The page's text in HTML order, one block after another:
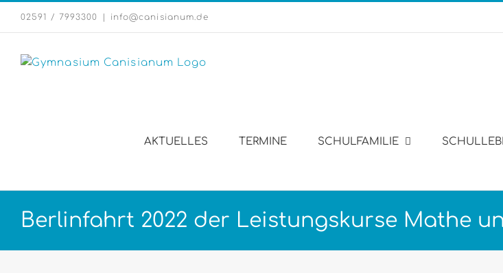
02591 / 7993300 info@canisianum.de
AKTUELLES TERMINE SCHULFAMILIE
Berlinfahrt 2022 der Leistungskurse Mathe